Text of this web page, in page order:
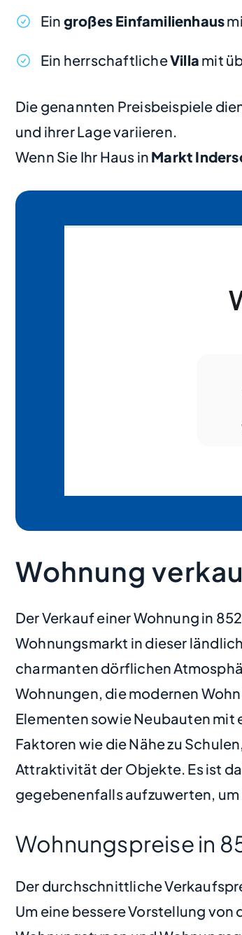
Ein großes Einfamilienhaus
Ein herrschaftlicheVilla mit
Die genannten Preisbeispiele
und ihrer Lage variieren.
Wenn Sie Ihr Haus in Markt
Wohnung
Der Verkauf einer Wohnung in
Wohnungsmarkt in dieser
charmanten dörflichen
Wohnungen, die modernen
Elementen sowie Neubauten
Faktoren wie die Nähe zu
Attraktivität der Objekte. Es ist
gegebenenfalls aufzuwerten,
Wohnungspreise in
Der durchschnittliche
Um eine bessere Vorstellung